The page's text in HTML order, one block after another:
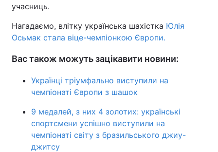
учасниць.
Нагадаємо, влітку українська шахістка Юлія
Осьмак стала віце-чемпіонкою Європи.
Вас також можуть зацікавити новини:
Українці тріумфально виступили на
чемпіонаті Європи з шашок
9 медалей, з них 4 золотих: українські
спортсмени успішно виступили на
чемпіонаті світу з бразильського джиу-
джитсу